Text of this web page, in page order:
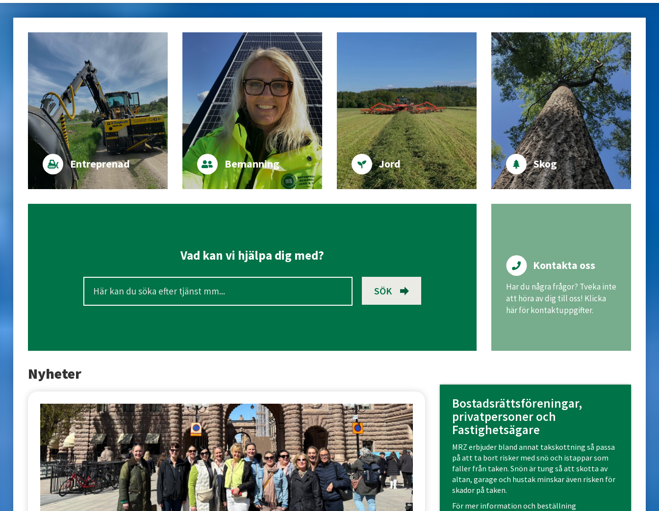
Avverkning
Dikning
Plantering
Röjning
Skotning
Energi
Entreprenad Bemanning Jord Skog
Vad kan vi hjälpa dig med?
SÖK
Kontakta oss
Har du några frågor? Tveka inte
att höra av dig till oss! Klicka
här för kontaktuppgifter.
Nyheter
Bostadsrättsföreningar,
privatpersoner och
Fastighetsägare
MRZ erbjuder bland annat takskottning så passa
på att ta bort risker med snö och istappar som
faller från taken. Snön är tung så att skotta av
altan, garage och hustak minskar även risken för
skador på taken.
För mer information och beställning